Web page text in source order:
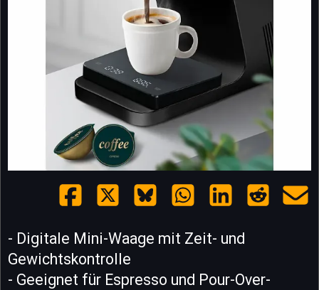
- Digitale Mini-Waage mit Zeit- und
Gewichtskontrolle
- Geeignet für Espresso und Pour-Over-